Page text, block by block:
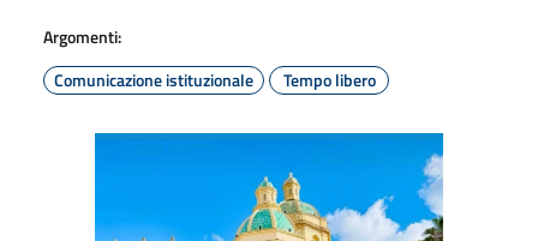
Argomenti:
Comunicazione istituzionale
Tempo libero